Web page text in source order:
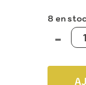
8 en